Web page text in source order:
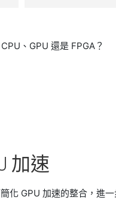
、GPU 還是 FPGA？
加速
GPU 加速的整合，進